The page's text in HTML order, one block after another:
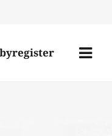
Menü